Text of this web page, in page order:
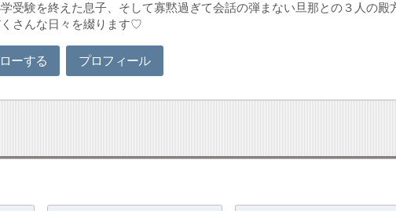
受験を終えた息子、そして寡黙過ぎて会話の弾まない旦那との３人の殿
さんな日々を綴ります♡
ーする プロフィール